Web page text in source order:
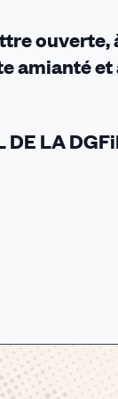
ouverte,
amianté et
DE LA